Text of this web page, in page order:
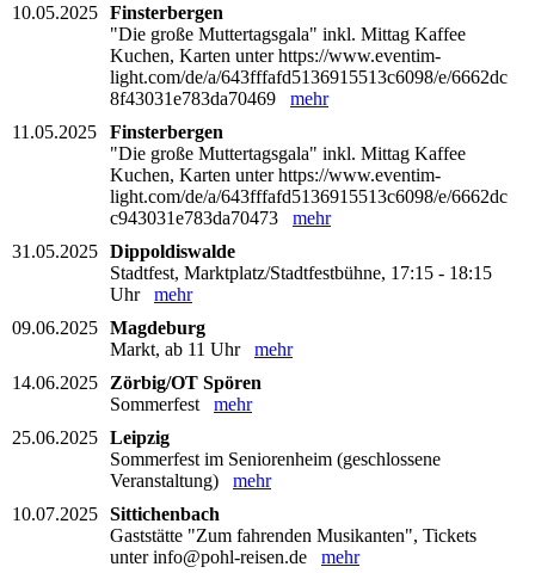
10.05.2025 Finsterbergen
"Die große Muttertagsgala" inkl. Mittag Kaffee
Kuchen, Karten unter https://www.eventim-
light.com/de/a/643fffafd5136915513c6098/e/6662dc
8f43031e783da70469 mehr
11.05.2025
Finsterbergen
"Die große Muttertagsgala" inkl. Mittag Kaffee
Kuchen, Karten unter https://www.eventim-
light.com/de/a/643fffafd5136915513c6098/e/6662dc
c943031e783da70473 mehr
31.05.2025 Dippoldiswalde
Stadtfest, Marktplatz/Stadtfestbühne, 17:15 - 18:15
Uhr mehr
09.06.2025 Magdeburg
Markt, ab 11 Uhr mehr
14.06.2025
Zörbig/OT Spören
Sommerfest mehr
25.06.2025 Leipzig
Sommerfest im Seniorenheim (geschlossene
Veranstaltung) mehr
10.07.2025 Sittichenbach
Gaststätte "Zum fahrenden Musikanten", Tickets
unter info@pohl-reisen.de mehr